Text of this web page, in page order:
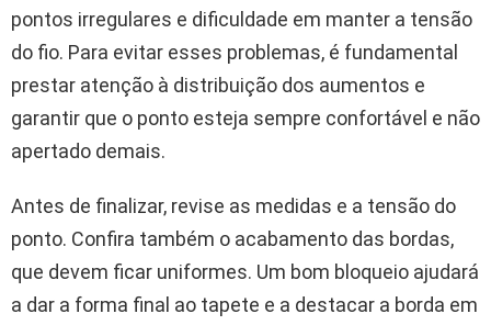
pontos irregulares e dificuldade em manter a tensão
do fio. Para evitar esses problemas, é fundamental
prestar atenção à distribuição dos aumentos e
garantir que o ponto esteja sempre confortável e não
apertado demais.
Antes de finalizar, revise as medidas e a tensão do
ponto. Confira também o acabamento das bordas,
que devem ficar uniformes. Um bom bloqueio ajudará
a dar a forma final ao tapete e a destacar a borda em